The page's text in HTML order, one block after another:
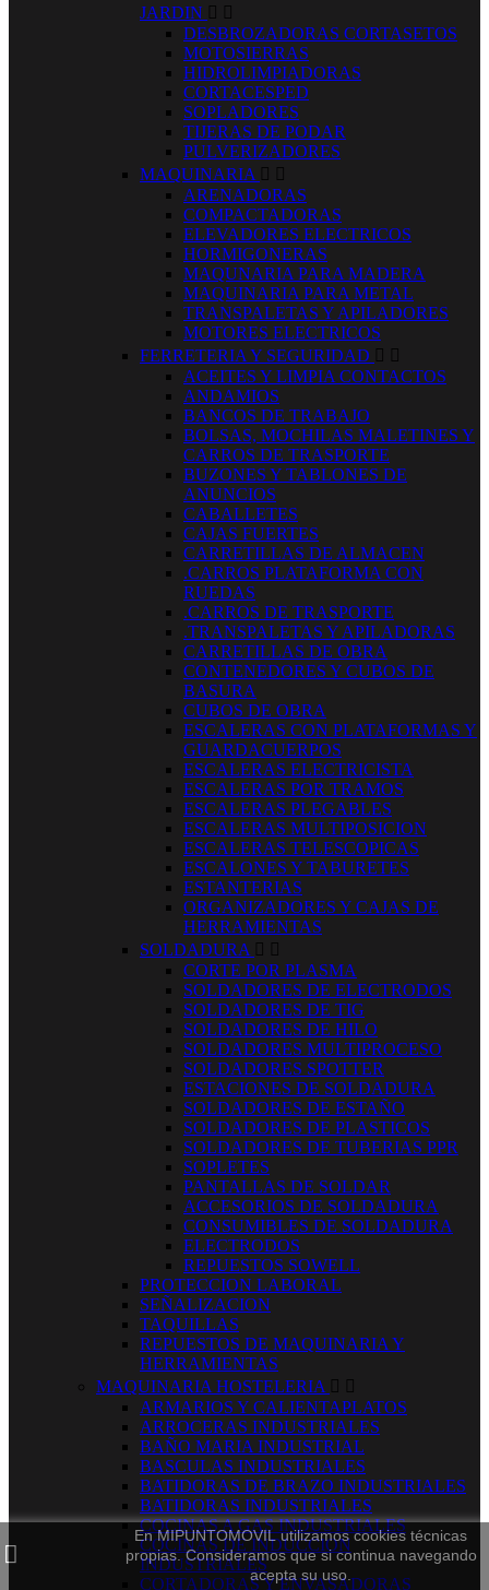
En MIPUNTOMOVIL utilizamos cookies técnicas
propias. Consideramos que si continua navegando
acepta su uso.
JARDIN  
DESBROZADORAS CORTASETOS
MOTOSIERRAS
HIDROLIMPIADORAS
CORTACESPED
SOPLADORES
TIJERAS DE PODAR
PULVERIZADORES
MAQUINARIA  
ARENADORAS
COMPACTADORAS
ELEVADORES ELECTRICOS
HORMIGONERAS
MAQUNARIA PARA MADERA
MAQUINARIA PARA METAL
TRANSPALETAS Y APILADORES
MOTORES ELECTRICOS
FERRETERIA Y SEGURIDAD  
ACEITES Y LIMPIA CONTACTOS
ANDAMIOS
BANCOS DE TRABAJO
BOLSAS, MOCHILAS MALETINES Y
CARROS DE TRASPORTE
BUZONES Y TABLONES DE
ANUNCIOS
CABALLETES
CAJAS FUERTES
CARRETILLAS DE ALMACEN
.CARROS PLATAFORMA CON
RUEDAS
.CARROS DE TRASPORTE
.TRANSPALETAS Y APILADORAS
CARRETILLAS DE OBRA
CONTENEDORES Y CUBOS DE
BASURA
CUBOS DE OBRA
ESCALERAS CON PLATAFORMAS Y
GUARDACUERPOS
ESCALERAS ELECTRICISTA
ESCALERAS POR TRAMOS
ESCALERAS PLEGABLES
ESCALERAS MULTIPOSICION
ESCALERAS TELESCOPICAS
ESCALONES Y TABURETES
ESTANTERIAS
ORGANIZADORES Y CAJAS DE
HERRAMIENTAS
SOLDADURA  
CORTE POR PLASMA
SOLDADORES DE ELECTRODOS
SOLDADORES DE TIG
SOLDADORES DE HILO
SOLDADORES MULTIPROCESO
SOLDADORES SPOTTER
ESTACIONES DE SOLDADURA
SOLDADORES DE ESTAÑO
SOLDADORES DE PLASTICOS
SOLDADORES DE TUBERIAS PPR
SOPLETES
PANTALLAS DE SOLDAR
ACCESORIOS DE SOLDADURA
CONSUMIBLES DE SOLDADURA
ELECTRODOS
REPUESTOS SOWELL
PROTECCION LABORAL
SEÑALIZACION
TAQUILLAS
REPUESTOS DE MAQUINARIA Y
HERRAMIENTAS
MAQUINARIA HOSTELERIA  
ARMARIOS Y CALIENTAPLATOS
ARROCERAS INDUSTRIALES
BAÑO MARIA INDUSTRIAL
BASCULAS INDUSTRIALES
BATIDORAS DE BRAZO INDUSTRIALES
BATIDORAS INDUSTRIALES
COCINAS A GAS INDUSTRIALES
COCINAS DE INDUCCION
INDUSTRIALES
CORTADORAS Y ENVASADORAS